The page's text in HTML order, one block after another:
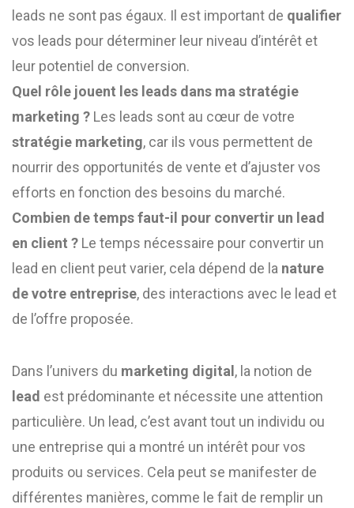
leads ne sont pas égaux. Il est important de qualifier
vos leads pour déterminer leur niveau d’intérêt et
leur potentiel de conversion.
Quel rôle jouent les leads dans ma stratégie
marketing ? Les leads sont au cœur de votre
stratégie marketing, car ils vous permettent de
nourrir des opportunités de vente et d’ajuster vos
efforts en fonction des besoins du marché.
Combien de temps faut-il pour convertir un lead
en client ? Le temps nécessaire pour convertir un
lead en client peut varier, cela dépend de la nature
de votre entreprise, des interactions avec le lead et
de l’offre proposée.
Dans l’univers du marketing digital , la notion de
lead est prédominante et nécessite une attention
particulière. Un lead, c’est avant tout un individu ou
une entreprise qui a montré un intérêt pour vos
produits ou services. Cela peut se manifester de
différentes manières, comme le fait de remplir un